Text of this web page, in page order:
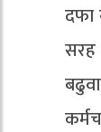
दफा
सरह